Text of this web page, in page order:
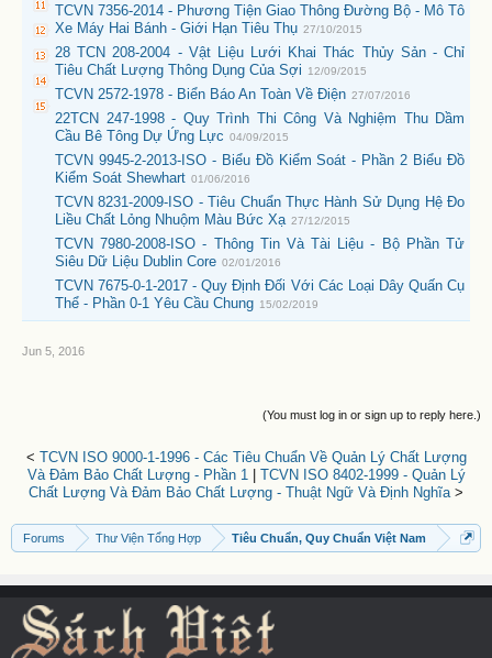
TCVN 7356-2014 - Phương Tiện Giao Thông Đường Bộ - Mô Tô
Xe Máy Hai Bánh - Giới Hạn Tiêu Thụ 27/10/2015
28 TCN 208-2004 - Vật Liệu Lưới Khai Thác Thủy Sản - Chỉ
Tiêu Chất Lượng Thông Dụng Của Sợi
12/09/2015
TCVN 2572-1978 - Biển Báo An Toàn Về Điện 27/07/2016
22TCN 247-1998 - Quy Trình Thi Công Và Nghiệm Thu Dầm
Cầu Bê Tông Dự Ứng Lực 04/09/2015
TCVN 9945-2-2013-ISO - Biểu Đồ Kiểm Soát - Phần 2 Biểu Đồ
Kiểm Soát Shewhart 01/06/2016
TCVN 8231-2009-ISO - Tiêu Chuẩn Thực Hành Sử Dụng Hệ Đo
Liều Chất Lỏng Nhuộm Màu Bức Xạ 27/12/2015
TCVN 7980-2008-ISO - Thông Tin Và Tài Liệu - Bộ Phần Tử
Siêu Dữ Liệu Dublin Core 02/01/2016
TCVN 7675-0-1-2017 - Quy Định Đối Với Các Loại Dây Quấn Cụ
Thể - Phần 0-1 Yêu Cầu Chung 15/02/2019
Jun 5, 2016
(You must log in or sign up to reply here.)
< TCVN ISO 9000-1-1996 - Các Tiêu Chuẩn Về Quản Lý Chất Lượng
Và Đảm Bảo Chất Lượng - Phần 1 | TCVN ISO 8402-1999 - Quản Lý
Chất Lượng Và Đảm Bảo Chất Lượng - Thuật Ngữ Và Định Nghĩa >
Forums Thư Viện Tổng Hợp Tiêu Chuẩn, Quy Chuẩn Việt Nam